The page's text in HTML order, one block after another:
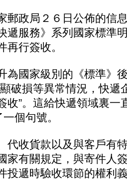
政局２６日公佈的信
遞服務》系列國家標準
再行簽收。
國家級別的《標準》
破損等異常情況，快遞
收”。這給快遞領域裏一
個句號。
收貨款以及與客戶有
家有關規定，與寄件人
投遞時驗收環節的權利